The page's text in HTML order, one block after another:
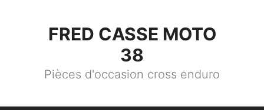
FRED CASSE MOTO
38
Pièces d'occasion cross enduro